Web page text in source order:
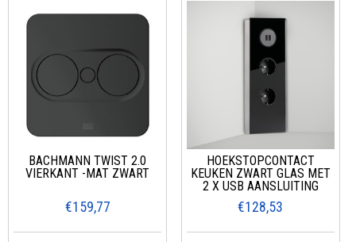
BACHMANN TWIST 2.0
VIERKANT -MAT ZWART
€159,77
HOEKSTOPCONTACT
KEUKEN ZWART GLAS MET
2 X USB AANSLUITING
€128,53